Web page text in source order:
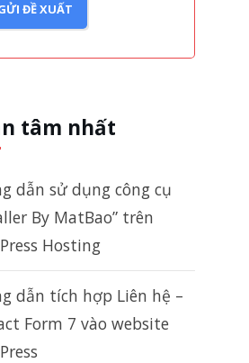
ĐỀ XUẤT
tâm nhất
dẫn sử dụng công cụ
By MatBao” trên
Hosting
dẫn tích hợp Liên hệ –
Form 7 vào website